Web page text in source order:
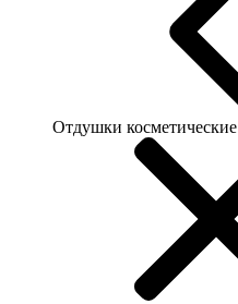
Отдушки косметические